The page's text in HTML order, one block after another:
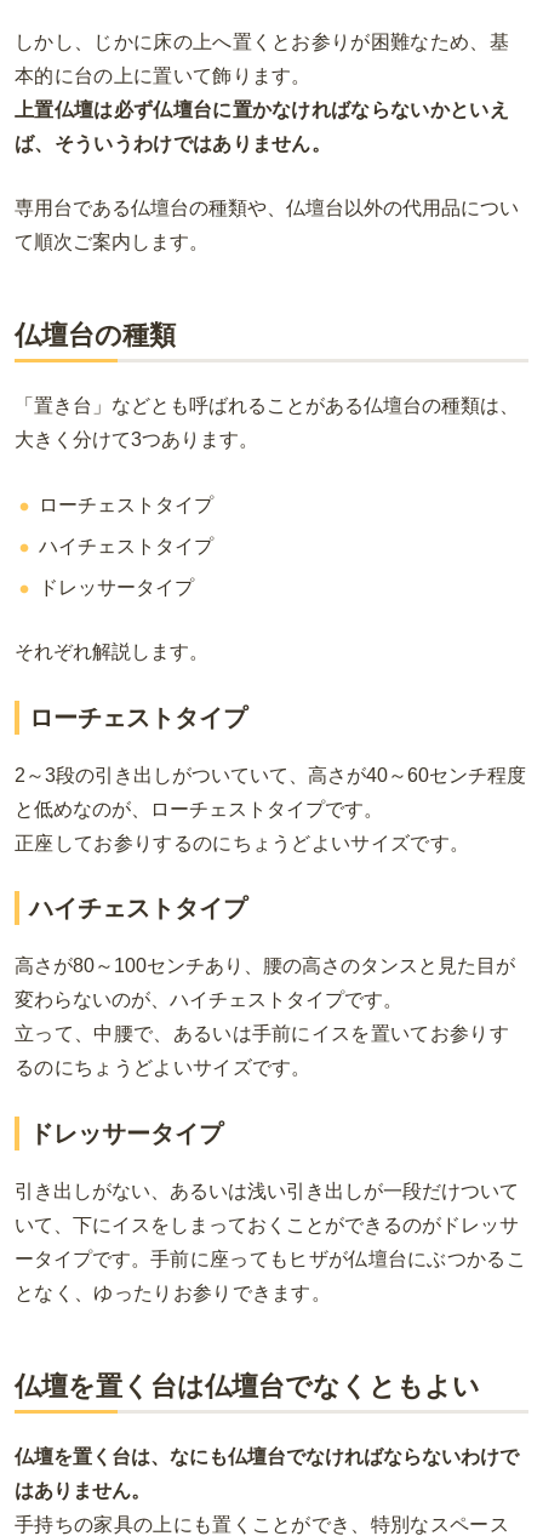
しかし、じかに床の上へ置くとお参りが困難なため、基
本的に台の上に置いて飾ります。
上置仏壇は必ず仏壇台に置かなければならないかといえ
ば、そういうわけではありません。
専用台である仏壇台の種類や、仏壇台以外の代用品につい
て順次ご案内します。
仏壇台の種類
「置き台」などとも呼ばれることがある仏壇台の種類は、
大きく分けて3つあります。
ローチェストタイプ
ハイチェストタイプ
ドレッサータイプ
それぞれ解説します。
ローチェストタイプ
2～3段の引き出しがついていて、高さが40～60センチ程度
と低めなのが、ローチェストタイプです。
正座してお参りするのにちょうどよいサイズです。
ハイチェストタイプ
高さが80～ 100センチあり、腰の高さのタンスと見た目が
変わらないのが、ハイチェストタイプです。
立って、中腰で、あるいは手前にイスを置いてお参りす
るのにちょうどよいサイズです。
ドレッサータイプ
引き出しがない、あるいは浅い引き出しが一段だけついて
いて、下にイスをしまっておくことができるのがドレッサ
ータイプです。 手前に座ってもヒザが仏壇台にぶつかるこ
となく、ゆったりお参りできます。
仏壇を置く台は仏壇台でなくともよい
仏壇を置く台は、なにも仏壇台でなければならないわけで
はありません。
手持ちの家具の上にも置くことができ、特別なスペース